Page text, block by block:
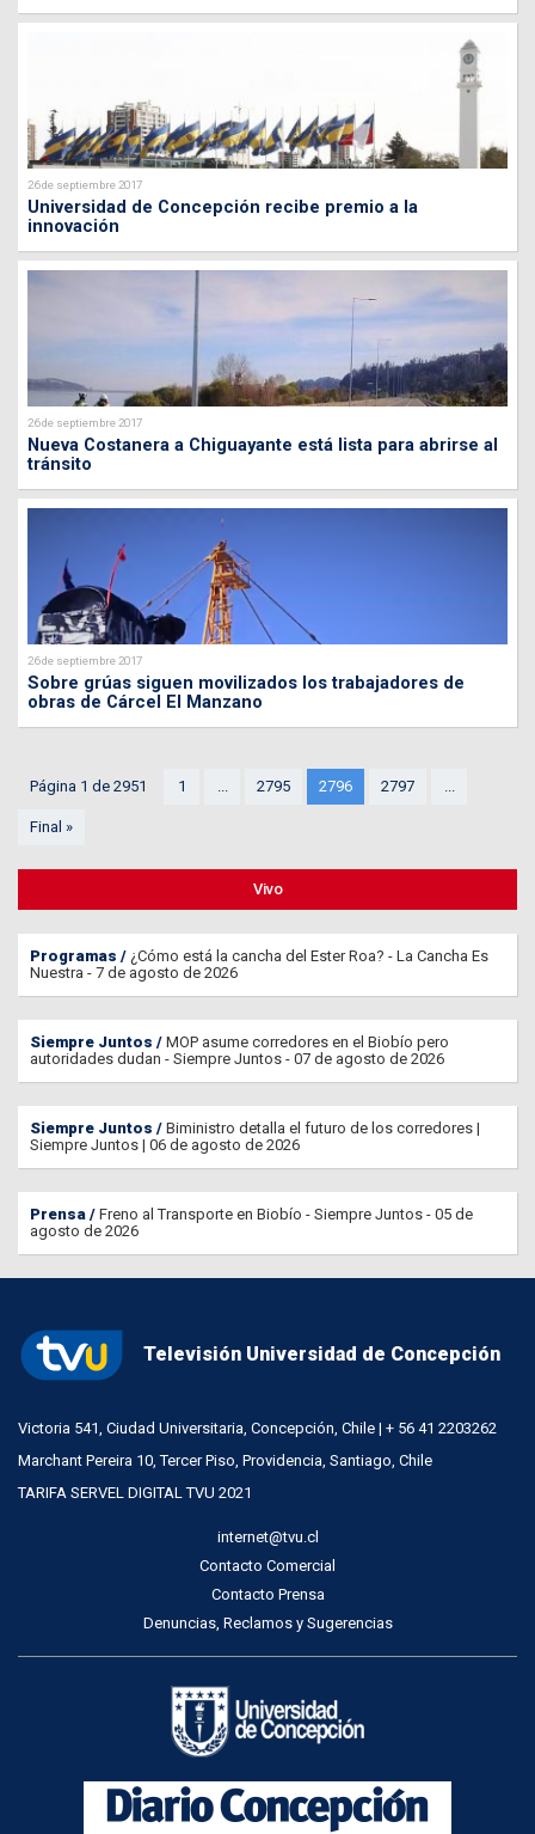
26 de septiembre 2017
Universidad de Concepción recibe premio a la
innovación
26 de septiembre 2017
Nueva Costanera a Chiguayante está lista para abrirse al
tránsito
26 de septiembre 2017
Sobre grúas siguen movilizados los trabajadores de
obras de Cárcel El Manzano
Página 1 de 2951 1 ... 2795 2796 2797 ...
Final »
Vivo
Programas
¿Cómo está la cancha del Ester Roa? - La Cancha Es
Nuestra - 7 de agosto de 2026
Siempre Juntos
MOP asume corredores en el Biobío pero
autoridades dudan - Siempre Juntos - 07 de agosto de 2026
Siempre Juntos
Biministro detalla el futuro de los corredores |
Siempre Juntos | 06 de agosto de 2026
Prensa
Freno al Transporte en Biobío - Siempre Juntos - 05 de
agosto de 2026
Televisión Universidad de Concepción
Victoria 541, Ciudad Universitaria, Concepción, Chile | + 56 41 2203262
Marchant Pereira 10, Tercer Piso, Providencia, Santiago, Chile
TARIFA SERVEL DIGITAL TVU 2021
internet@tvu.cl
Contacto Comercial
Contacto Prensa
Denuncias, Reclamos y Sugerencias